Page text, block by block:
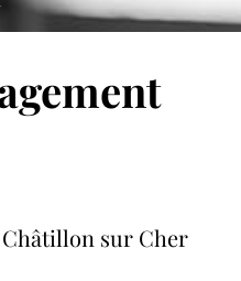
Châtillon sur Cher